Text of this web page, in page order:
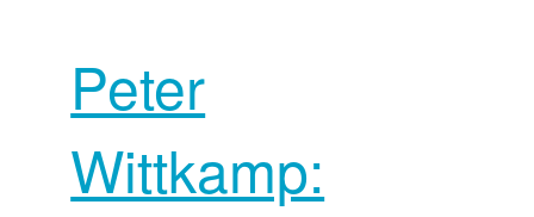
Peter
Wittkamp: